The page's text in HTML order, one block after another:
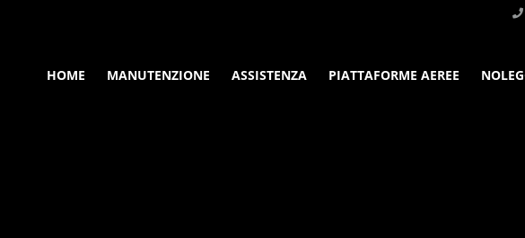
HOME MANUTENZIONE ASSISTENZA PIATTAFORME AEREE